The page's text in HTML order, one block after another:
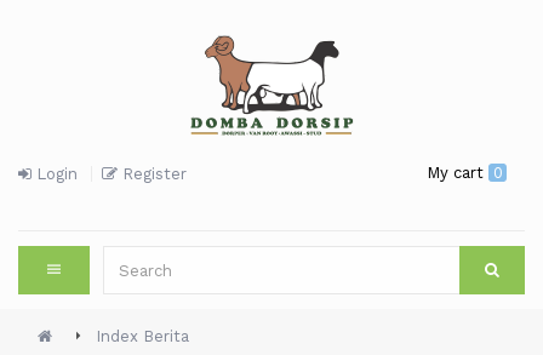
Login Register My cart 0
Index Berita